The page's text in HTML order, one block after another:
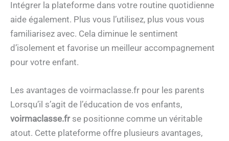
Intégrer la plateforme dans votre routine quotidienne
aide également. Plus vous l’utilisez, plus vous vous
familiarisez avec. Cela diminue le sentiment
d’isolement et favorise un meilleur accompagnement
pour votre enfant.
Les avantages de voirmaclasse.fr pour les parents
Lorsqu’il s’agit de l’éducation de vos enfants,
voirmaclasse.frse positionne comme un véritable
atout. Cette plateforme offre plusieurs avantages,